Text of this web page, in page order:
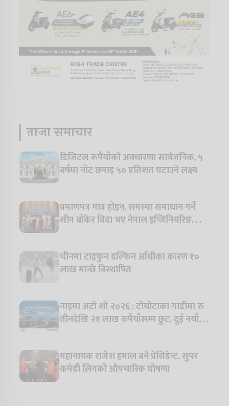
ताजा समाचार
डिजिटल रूपैयाँको अवधारणा सार्वजनिक, ५
वर्षमा नोट छपाइ ५० प्रतिशत घटाउने लक्ष्य
प्रमाणपत्र मात्र होइन, समस्या समाधान गर्ने
सीप बोकेर विदा भए नेपाल इन्जिनियरिङ
चीनमा टाइफुन डल्फिन आँधीका कारण १०
लाख मान्छे बिस्थापित
नाइमा अटो शो २०२६ : टोयोटाका गाडीमा रु
तीनदेखि २१ लाख रुपैयाँसम्म छुट, दुई नयाँ
महानायक राजेश हमाल बने प्रेसिडेन्ट, सुपर
कमेडी लिगको औपचारिक घोषणा